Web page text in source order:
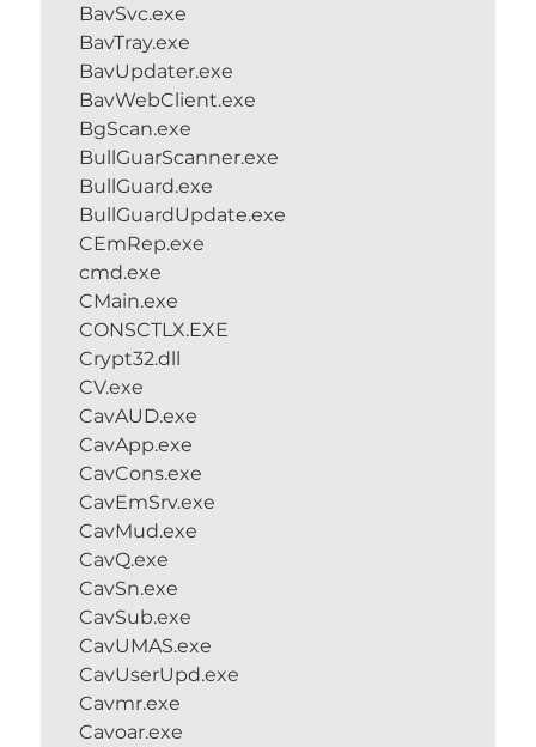
BavSvc.exe
BavTray.exe
BavUpdater.exe
BavWebClient.exe
BgScan.exe
BullGuarScanner.exe
BullGuard.exe
BullGuardUpdate.exe
CEmRep.exe
cmd.exe
CMain.exe
CONSCTLX.EXE
Crypt32.dll
CV.exe
CavAUD.exe
CavApp.exe
CavCons.exe
CavEmSrv.exe
CavMud.exe
CavQ.exe
CavSn.exe
CavSub.exe
CavUMAS.exe
CavUserUpd.exe
Cavmr.exe
Cavoar.exe